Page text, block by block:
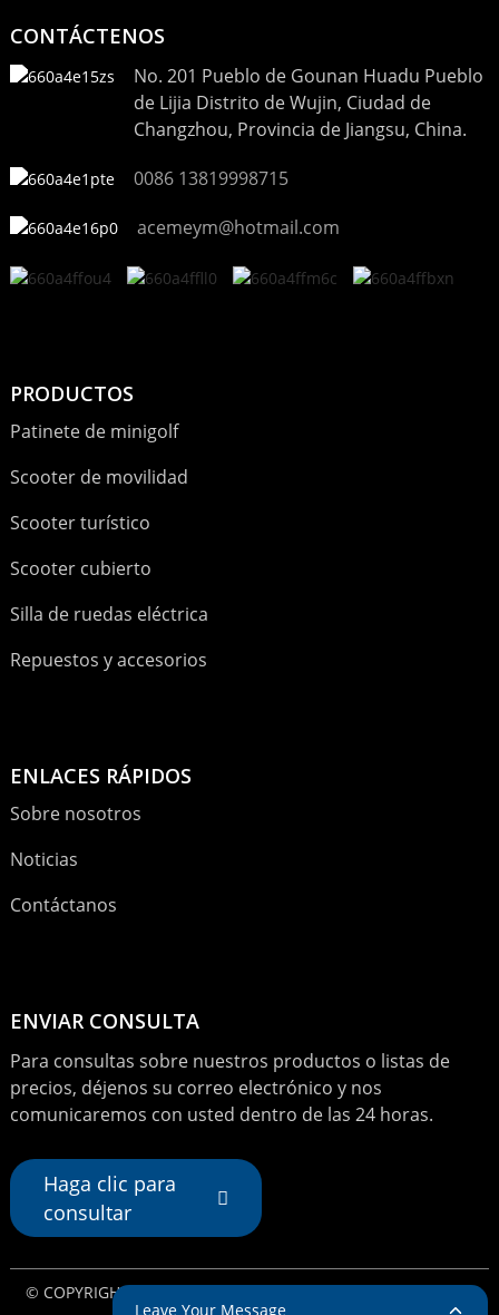
CONTÁCTENOS
No. 201 Pueblo de Gounan Huadu Pueblo
de Lijia Distrito de Wujin, Ciudad de
Changzhou, Provincia de Jiangsu, China.
0086 13819998715
acemeym@hotmail.com
PRODUCTOS
Patinete de minigolf
Scooter de movilidad
Scooter turístico
Scooter cubierto
Silla de ruedas eléctrica
Repuestos y accesorios
ENLACES RÁPIDOS
Sobre nosotros
Noticias
Contáctanos
ENVIAR CONSULTA
Para consultas sobre nuestros productos o listas de
precios, déjenos su correo electrónico y nos
comunicaremos con usted dentro de las 24 horas.
Haga clic para
consultar
© COPYRIGHT - 2024 : TODOS LOS DERECHOS RESERVADOS.
Leave Your Message